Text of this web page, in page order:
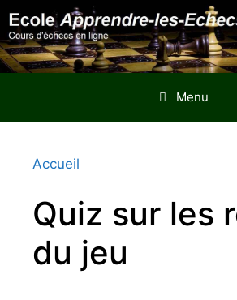
Aller
au
contenu
Menu
Accueil
Quiz sur les
du jeu